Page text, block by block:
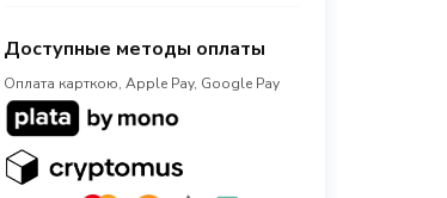
Доступные методы оплаты
Оплата карткою, Apple Pay, Google Pay